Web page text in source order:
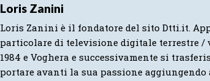
Loris Zanini
Loris Zanini è il fondatore del sito Dtti.it.
particolare di televisione digitale terrestre /
1984 e Voghera e successivamente si
portare avanti la sua passione